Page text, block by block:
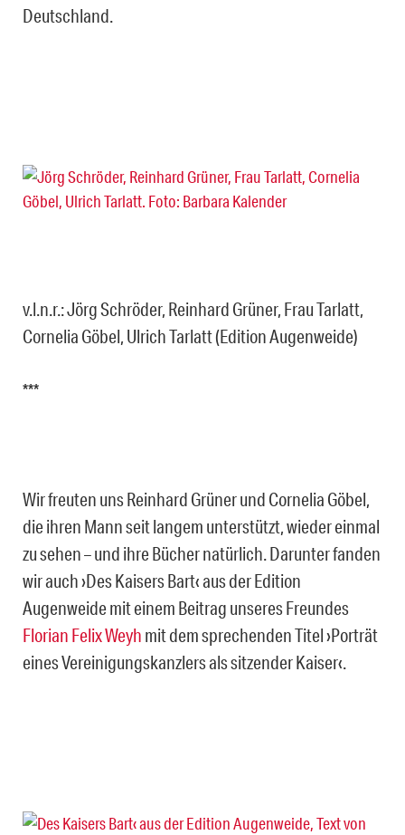
Deutschland.
v.l.n.r.: Jörg Schröder, Reinhard Grüner, Frau Tarlatt,
Cornelia Göbel, Ulrich Tarlatt (Edition Augenweide)
***
Wir freuten uns Reinhard Grüner und Cornelia Göbel,
die ihren Mann seit langem unterstützt, wieder einmal
zu sehen – und ihre Bücher natürlich. Darunter fanden
wir auch ›Des Kaisers Bart‹ aus der Edition
Augenweide mit einem Beitrag unseres Freundes
Florian Felix Weyh mit dem sprechenden Titel ›Porträt
eines Vereinigungskanzlers als sitzender Kaiser‹.